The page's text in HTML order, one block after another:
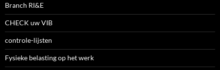
Branch RI&E
CHECK uw VIB
controle-lijsten
Fysieke belasting op het werk